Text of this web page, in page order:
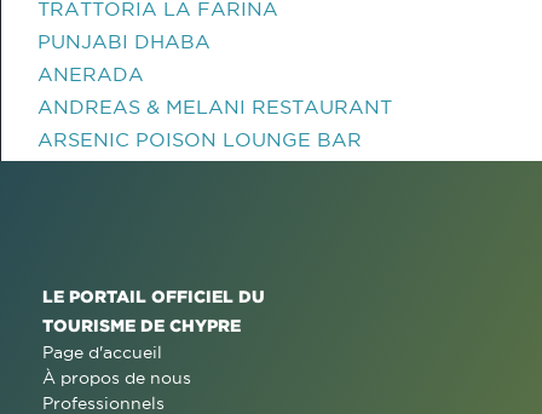
TRATTORIA LA FARINA
PUNJABI DHABA
ANERADA
ANDREAS & MELANI RESTAURANT
ARSENIC POISON LOUNGE BAR
LE PORTAIL OFFICIEL DU
TOURISME DE CHYPRE
Page d'accueil
À propos de nous
Professionnels